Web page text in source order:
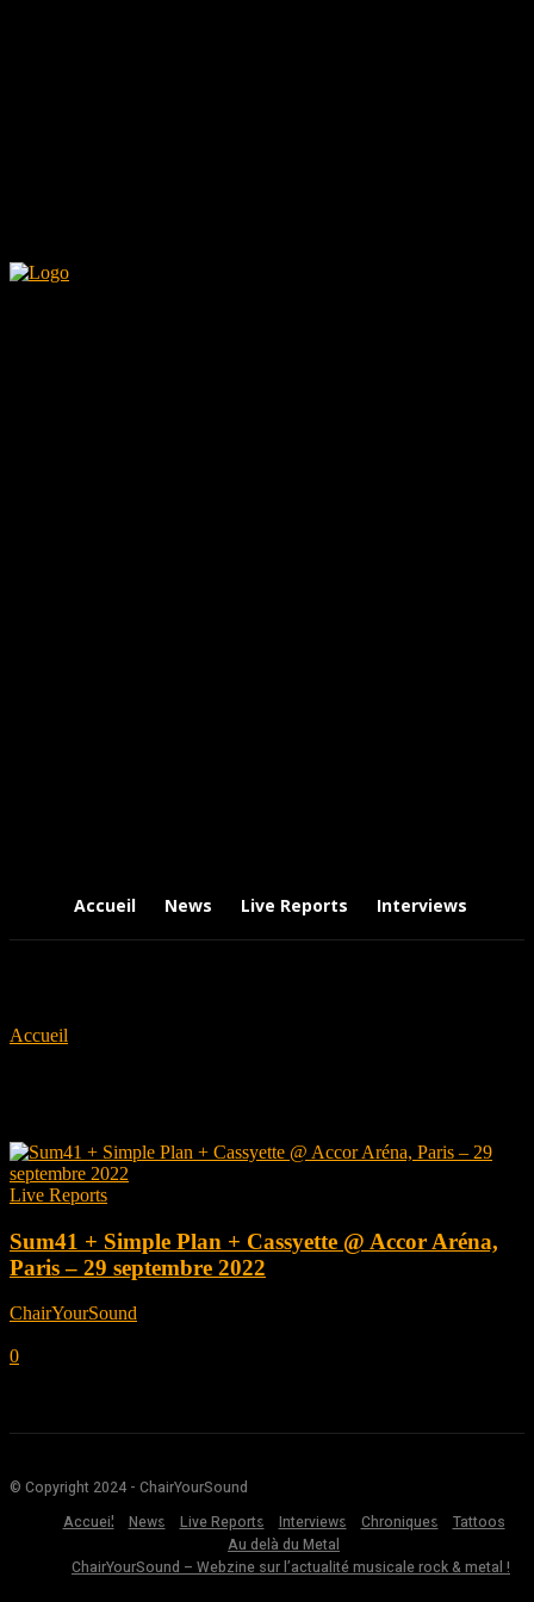
Accueil News Live Reports Interviews
Accueil
Live Reports
Sum41 + Simple Plan + Cassyette @ Accor Aréna,
Paris – 29 septembre 2022
ChairYourSound
0
© Copyright 2024 - ChairYourSound
Accueil
News Live Reports Interviews Chroniques
Tattoos
Au delà du Metal
ChairYourSound – Webzine sur l’actualité musicale rock & metal !